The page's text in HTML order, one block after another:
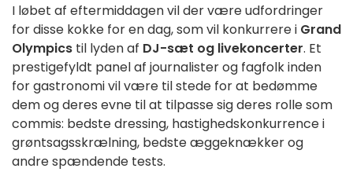
I løbet af eftermiddagen vil der være udfordringer
for disse kokke for en dag, som vil konkurrere i Grand
Olympics til lyden af DJ-sæt og livekoncerter. Et
prestigefyldt panel af journalister og fagfolk inden
for gastronomi vil være til stede for at bedømme
dem og deres evne til at tilpasse sig deres rolle som
commis: bedste dressing, hastighedskonkurrence i
grøntsagsskrælning, bedste æggeknækker og
andre spændende tests.